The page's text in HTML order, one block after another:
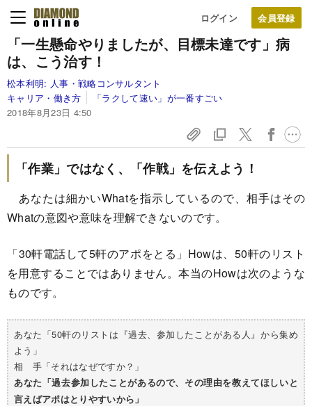
ログイン
「一生懸命やりましたが、目標未達です」病
は、こう治す！
松本利明: 人事・戦略コンサルタント
キャリア・働き方
「ラクして速い」が一番すごい
2018年8月23日 4:50
「作業」ではなく、「作戦」を伝えよう！
あなたは細かいWhatを指示しているので、相手はその
Whatの意図や意味を理解できないのです。
「30軒電話して5軒のアポをとる」Howは、50軒のリスト
を用意することではありません。本当のHowは次のような
ものです。
あなた「50軒のリストは『過去、参加したことがある人』から集め
よう」
相 手「それはなぜですか？」
あなた「過去参加したことがあるので、その理由を教えてほしいと
言えばアポはとりやすいから」